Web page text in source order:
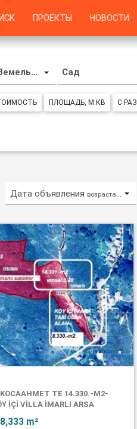
ПРОЕКТЫ НОВОСТИ
участок
Сад
ПЛОЩАДЬ, М.КВ С
Дата объявления
TE 14.330.-M2-
IÇI VILLA IMARLI ARSA
8,333 m²